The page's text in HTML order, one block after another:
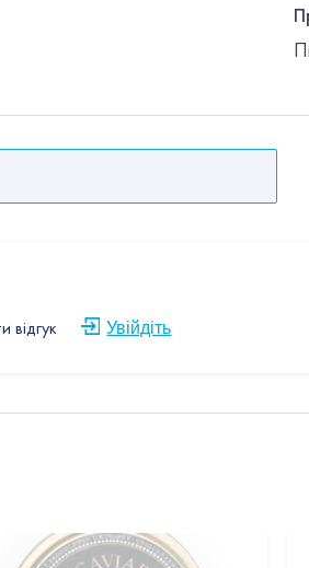
відгук Увійдіть